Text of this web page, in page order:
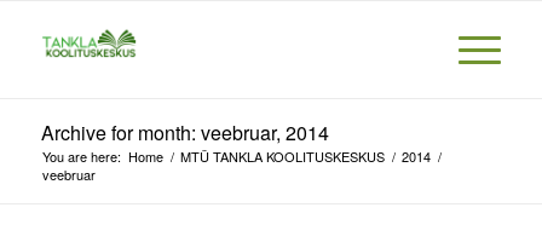
Archive for month: veebruar, 2014
You are here: Home / MTÜ TANKLA KOOLITUSKESKUS / 2014 /
veebruar